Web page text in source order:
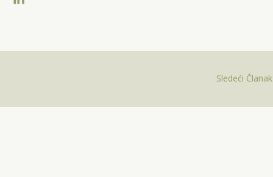
Sledeći Članak